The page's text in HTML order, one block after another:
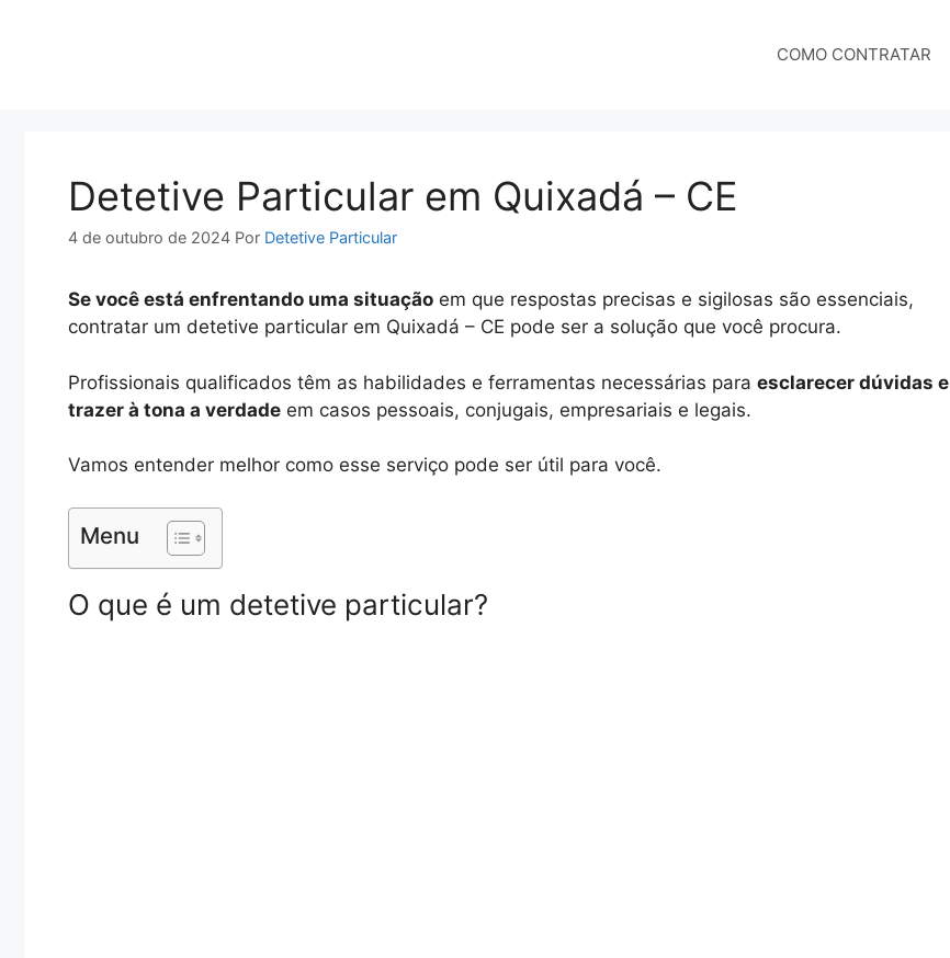
COMO CONTRATAR
Detetive Particular em Quixadá – CE
4 de outubro de 2024 Por Detetive Particular
Se você está enfrentando uma situação em que respostas precisas e sigilosas são essenciais,
contratar um detetive particular em Quixadá – CE pode ser a solução que você procura.
Profissionais qualificados têm as habilidades e ferramentas necessárias para esclarecer dúvidas e
trazer à tona a verdade em casos pessoais, conjugais, empresariais e legais.
Vamos entender melhor como esse serviço pode ser útil para você.
Menu
O que é um detetive particular?